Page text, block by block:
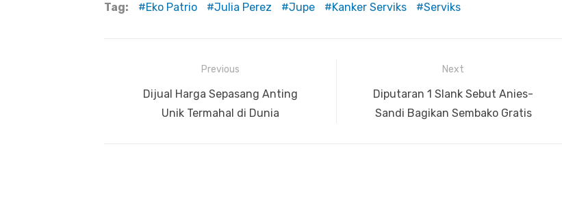
Tag: Eko Patrio Julia Perez Jupe Kanker Serviks Serviks
Navigasi
Previous
Previous
Dijual Harga Sepasang Anting
Unik Termahal di Dunia
Next
Next
post:
Diputaran 1 Slank Sebut Anies-
Sandi Bagikan Sembako Gratis